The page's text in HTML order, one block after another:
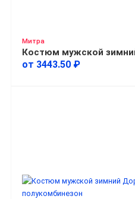
Митра
от 3443.50 ₽